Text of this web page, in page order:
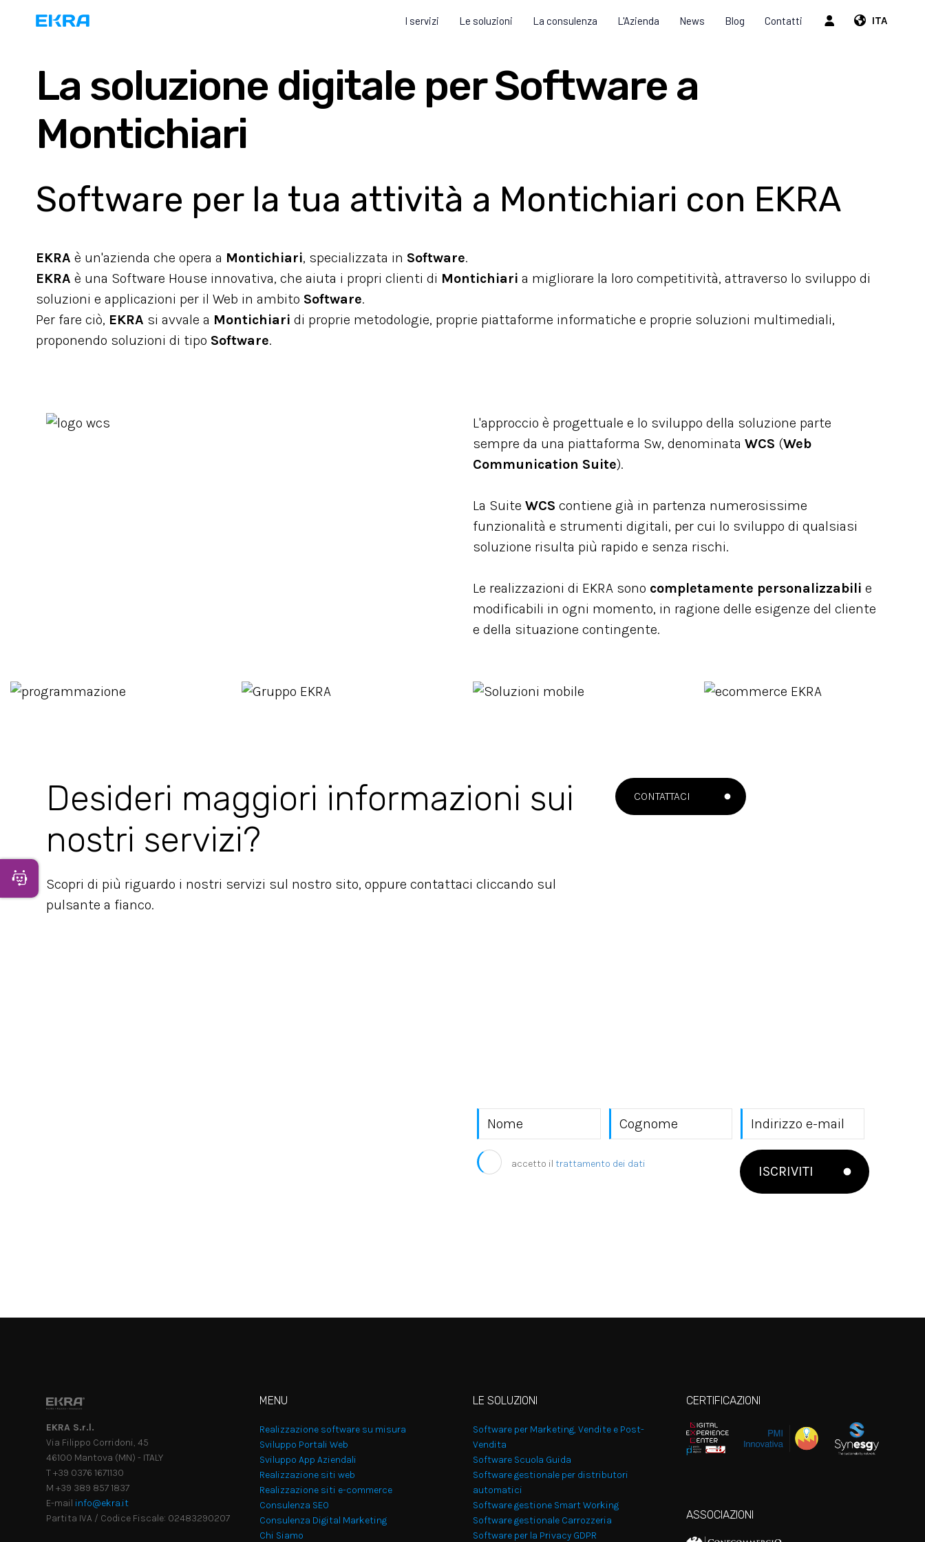
ITA
I servizi Le soluzioni La consulenza L'Azienda News Blog Contatti
La soluzione digitale per Software a
Montichiari
Software per la tua attività a Montichiari con EKRA
EKRA è un'azienda che opera a Montichiari, specializzata in Software.
EKRA è una Software House innovativa, che aiuta i propri clienti di Montichiari a migliorare la loro competitività, attraverso lo sviluppo di
soluzioni e applicazioni per il Web in ambito Software.
Per fare ciò, EKRA si avvale a Montichiari di proprie metodologie, proprie piattaforme informatiche e proprie soluzioni multimediali,
proponendo soluzioni di tipo Software.
L'approccio è progettuale e lo sviluppo della soluzione parte
sempre da una piattaforma Sw, denominata WCS (Web
Communication Suite).
La Suite WCS contiene già in partenza numerosissime
funzionalità e strumenti digitali, per cui lo sviluppo di qualsiasi
soluzione risulta più rapido e senza rischi.
Le realizzazioni di EKRA sono completamente personalizzabili e
modificabili in ogni momento, in ragione delle esigenze del cliente
e della situazione contingente.
Desideri maggiori informazioni sui
nostri servizi?
Scopri di più riguardo i nostri servizi sul nostro sito, oppure contattaci cliccando sul
pulsante a fianco.
CONTATTACI
accetto il trattamento dei dati ISCRIVITI
Apri Chatbot
EKRA S.r.l.
Via Filippo Corridoni, 45
46100 Mantova (MN) - ITALY
T +39 0376 1671130
M +39 389 857 1837
E-mail info@ekra.it
Partita IVA / Codice Fiscale: 02483290207
MENU
Realizzazione software su misura
Sviluppo Portali Web
Sviluppo App Aziendali
Realizzazione siti web
Realizzazione siti e-commerce
Consulenza SEO
Consulenza Digital Marketing
Chi Siamo
LE SOLUZIONI
Software per Marketing, Vendite e Post-
Vendita
Software Scuola Guida
Software gestionale per distributori
automatici
Software gestione Smart Working
Software gestionale Carrozzeria
Software per la Privacy GDPR
CERTIFICAZIONI
ASSOCIAZIONI